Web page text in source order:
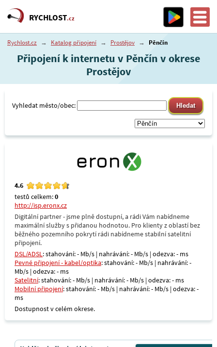
RYCHLOST.cz
Rychlost.cz → Katalog připojení → Prostějov → Pěnčín
Připojení k internetu v Pěnčín v okrese
Prostějov
Vyhledat město/obec:
4.6
testů celkem:0
http://isp.eronx.cz
Digitální partner - jsme plně dostupní, a rádi Vám nabídneme
maximální služby s přidanou hodnotou. Pro klienty z oblastí bez
běžného pozemního pokrytí rádi nabídneme stabilní satelitní
připojení.
DSL/ADSL: stahování: - Mb/s | nahrávání: - Mb/s | odezva: - ms
Pevné připojení - kabel/optika: stahování: - Mb/s | nahrávání: -
Mb/s | odezva: - ms
Satelitní: stahování: - Mb/s | nahrávání: - Mb/s | odezva: - ms
Mobilní připojení: stahování: - Mb/s | nahrávání: - Mb/s | odezva: -
ms
Dostupnost v celém okrese.